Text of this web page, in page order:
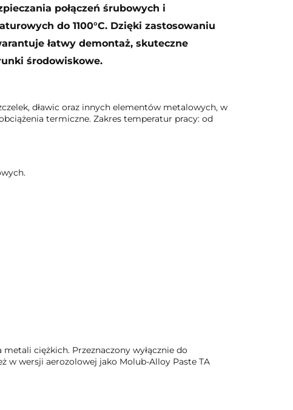
połączeń śrubowych i
do 1100°C. Dzięki zastosowaniu
łatwy demontaż, skuteczne
środowiskowe.
dławic oraz innych elementów metalowych, w
termiczne. Zakres temperatur pracy: od
ciężkich. Przeznaczony wyłącznie do
w wersji aerozolowej jako Molub-Alloy Paste TA